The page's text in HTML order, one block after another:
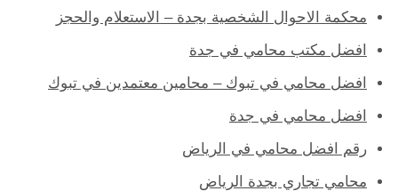
محكمة الاحوال الشخصية بجدة – الاستعلام والحجز
افضل مكتب محامي في جدة
افضل محامي في تبوك – محامين معتمدين في تبوك
افضل محامي في جدة
رقم افضل محامي في الرياض
محامي تجاري بجدة الرياض